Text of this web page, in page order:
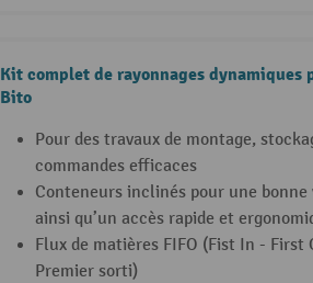
Kit complet de rayonnages dynamiques
Bito
Pour des travaux de montage,
commandes efficaces
Conteneurs inclinés pour une bonne
ainsi qu’un accès rapide et
Flux de matières FIFO (Fist In -
Premier sorti)